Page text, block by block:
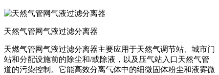
天然气管网气液过滤分离器
天燃气管网气液过滤分离器主要应用于天然气调节站、城市门
站和分配设施前的除尘和/或除液，以及压气站入口天然气管
道的污染控制。它能高效分离气体中的细微固体粉尘和液雾微